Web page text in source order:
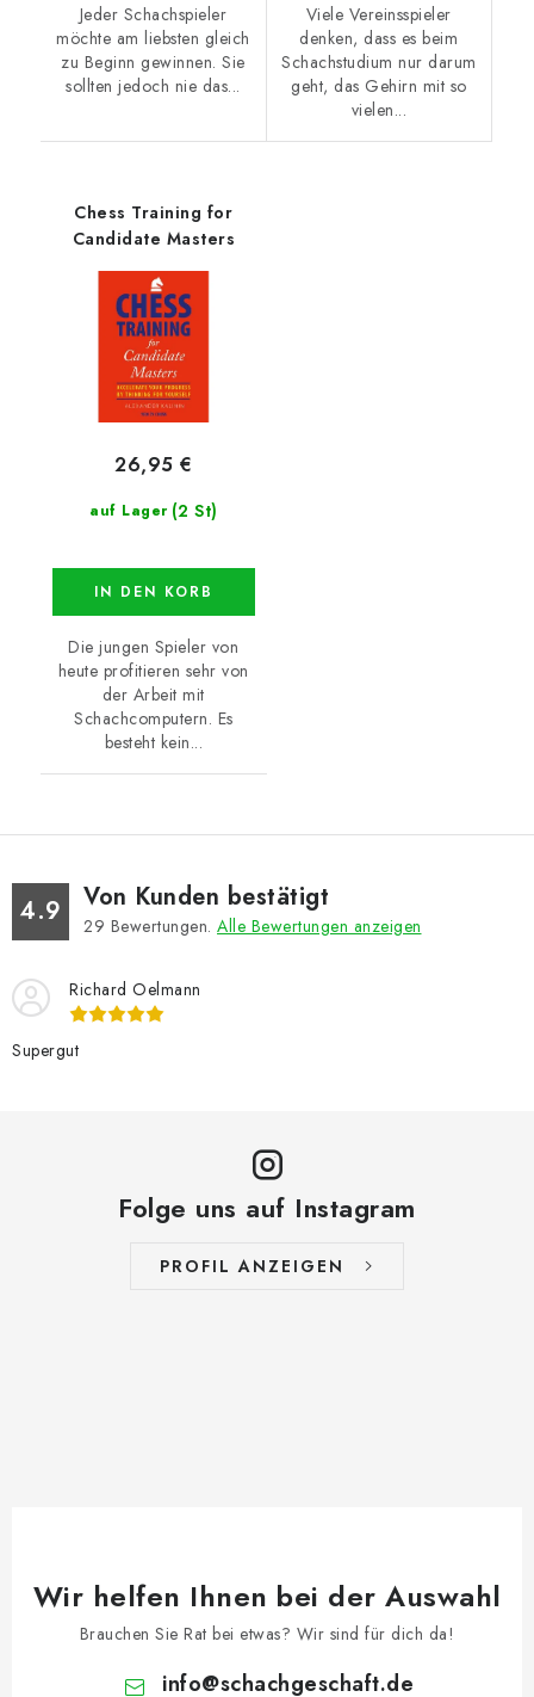
Jeder Schachspieler
möchte am liebsten gleich
zu Beginn gewinnen. Sie
sollten jedoch nie das...
Viele Vereinsspieler
denken, dass es beim
Schachstudium nur darum
geht, das Gehirn mit so
vielen...
Chess Training for
Candidate Masters
auf Lager (2 St)
26,95 €
IN DEN KORB
Die jungen Spieler von
heute profitieren sehr von
der Arbeit mit
Schachcomputern. Es
besteht kein...
4.9 Von Kunden bestätigt
29 Bewertungen. Alle Bewertungen anzeigen
Richard Oelmann
Supergut
Folge uns auf Instagram
PROFIL ANZEIGEN
Wir helfen Ihnen bei der Auswahl
Brauchen Sie Rat bei etwas? Wir sind für dich da!
info@schachgeschaft.de